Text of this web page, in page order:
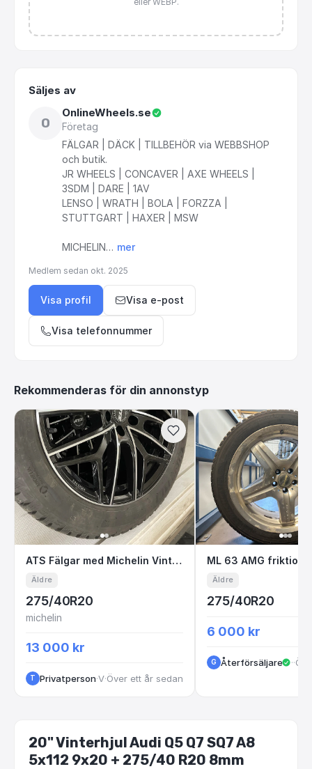
Säljes av
O
OnlineWheels.se
Företag
FÄLGAR
DÄCK TILLBEHÖR via WEBBSHOP
och butik.
JR WHEELS CONCAVER AXE WHEELS
3SDM
DARE
1AV
LENSO
WRATH BOLA FORZZA
STUTTGART
HAXER MSW
MICHELIN… mer
Medlem sedan okt. 2025
Visa profil Visa e-post
Visa telefonnummer
Rekommenderas för din annonstyp
ATS Fälgar med Michelin Vinterdäck
ATS Fälgar med Michelin Vinterdäck
Äldre
275/40R20
michelin
13 000 kr
T Privatperson· VastraGotaland
·Över ett år sedan
ML 63 AMG
ML 63 AMG friktion
Äldre
275/40R20
6 000 kr
G Återförsäljare ··
20" Vinterhjul Audi Q5 Q7 SQ7 A8
5x112 9x20 + 275/40 R20 8mm